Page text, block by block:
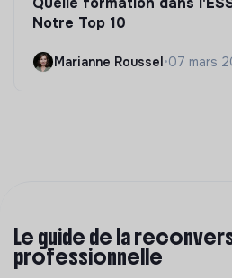
Notre Top 10
Marianne Roussel•07 mars
Le guide de la
professionnelle